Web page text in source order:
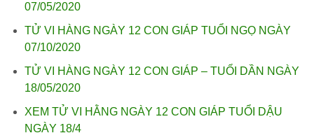
07/05/2020
TỬ VI HÀNG NGÀY 12 CON GIÁP TUỔI NGỌ NGÀY
07/10/2020
TỬ VI HÀNG NGÀY 12 CON GIÁP – TUỔI DẦN NGÀY
18/05/2020
XEM TỬ VI HẰNG NGÀY 12 CON GIÁP TUỔI DẬU
NGÀY 18/4